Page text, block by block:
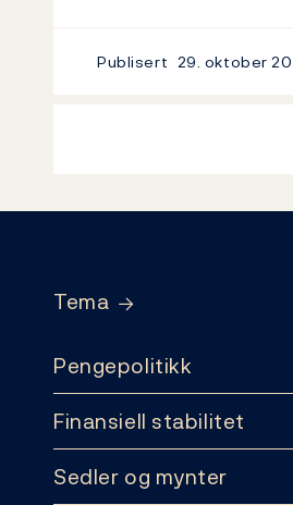
Publisert 29. oktober
Tema
Pengepolitikk
Finansiell stabilitet
Sedler og mynter